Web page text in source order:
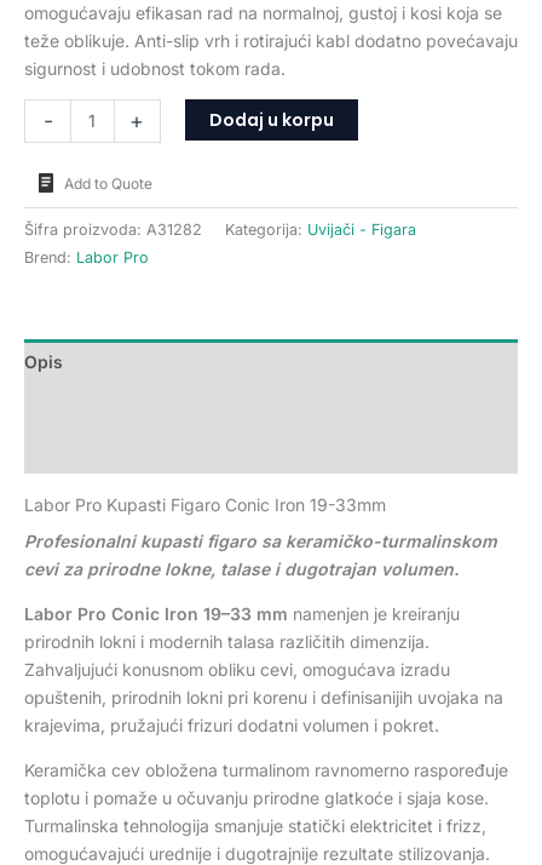
omogućavaju efikasan rad na normalnoj, gustoj i kosi koja se
teže oblikuje. Anti-slip vrh i rotirajući kabl dodatno povećavaju
sigurnost i udobnost tokom rada.
- + Dodaj u korpu
Add to Quote
Šifra proizvoda: A31282 Kategorija: Uvijači - Figara
Brend: Labor Pro
Opis
Labor Pro Kupasti Figaro Conic Iron 19-33mm
Profesionalni kupasti figaro sa keramičko-turmalinskom
cevi za prirodne lokne, talase i dugotrajan volumen.
Labor Pro Conic Iron 19–33 mm namenjen je kreiranju
prirodnih lokni i modernih talasa različitih dimenzija.
Zahvaljujući konusnom obliku cevi, omogućava izradu
opuštenih, prirodnih lokni pri korenu i definisanijih uvojaka na
krajevima, pružajući frizuri dodatni volumen i pokret.
Keramička cev obložena turmalinom ravnomerno raspoređuje
toplotu i pomaže u očuvanju prirodne glatkoće i sjaja kose.
Turmalinska tehnologija smanjuje statički elektricitet i frizz,
omogućavajući urednije i dugotrajnije rezultate stilizovanja.